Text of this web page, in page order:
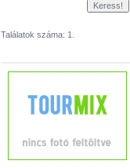
Találatok száma: 1.